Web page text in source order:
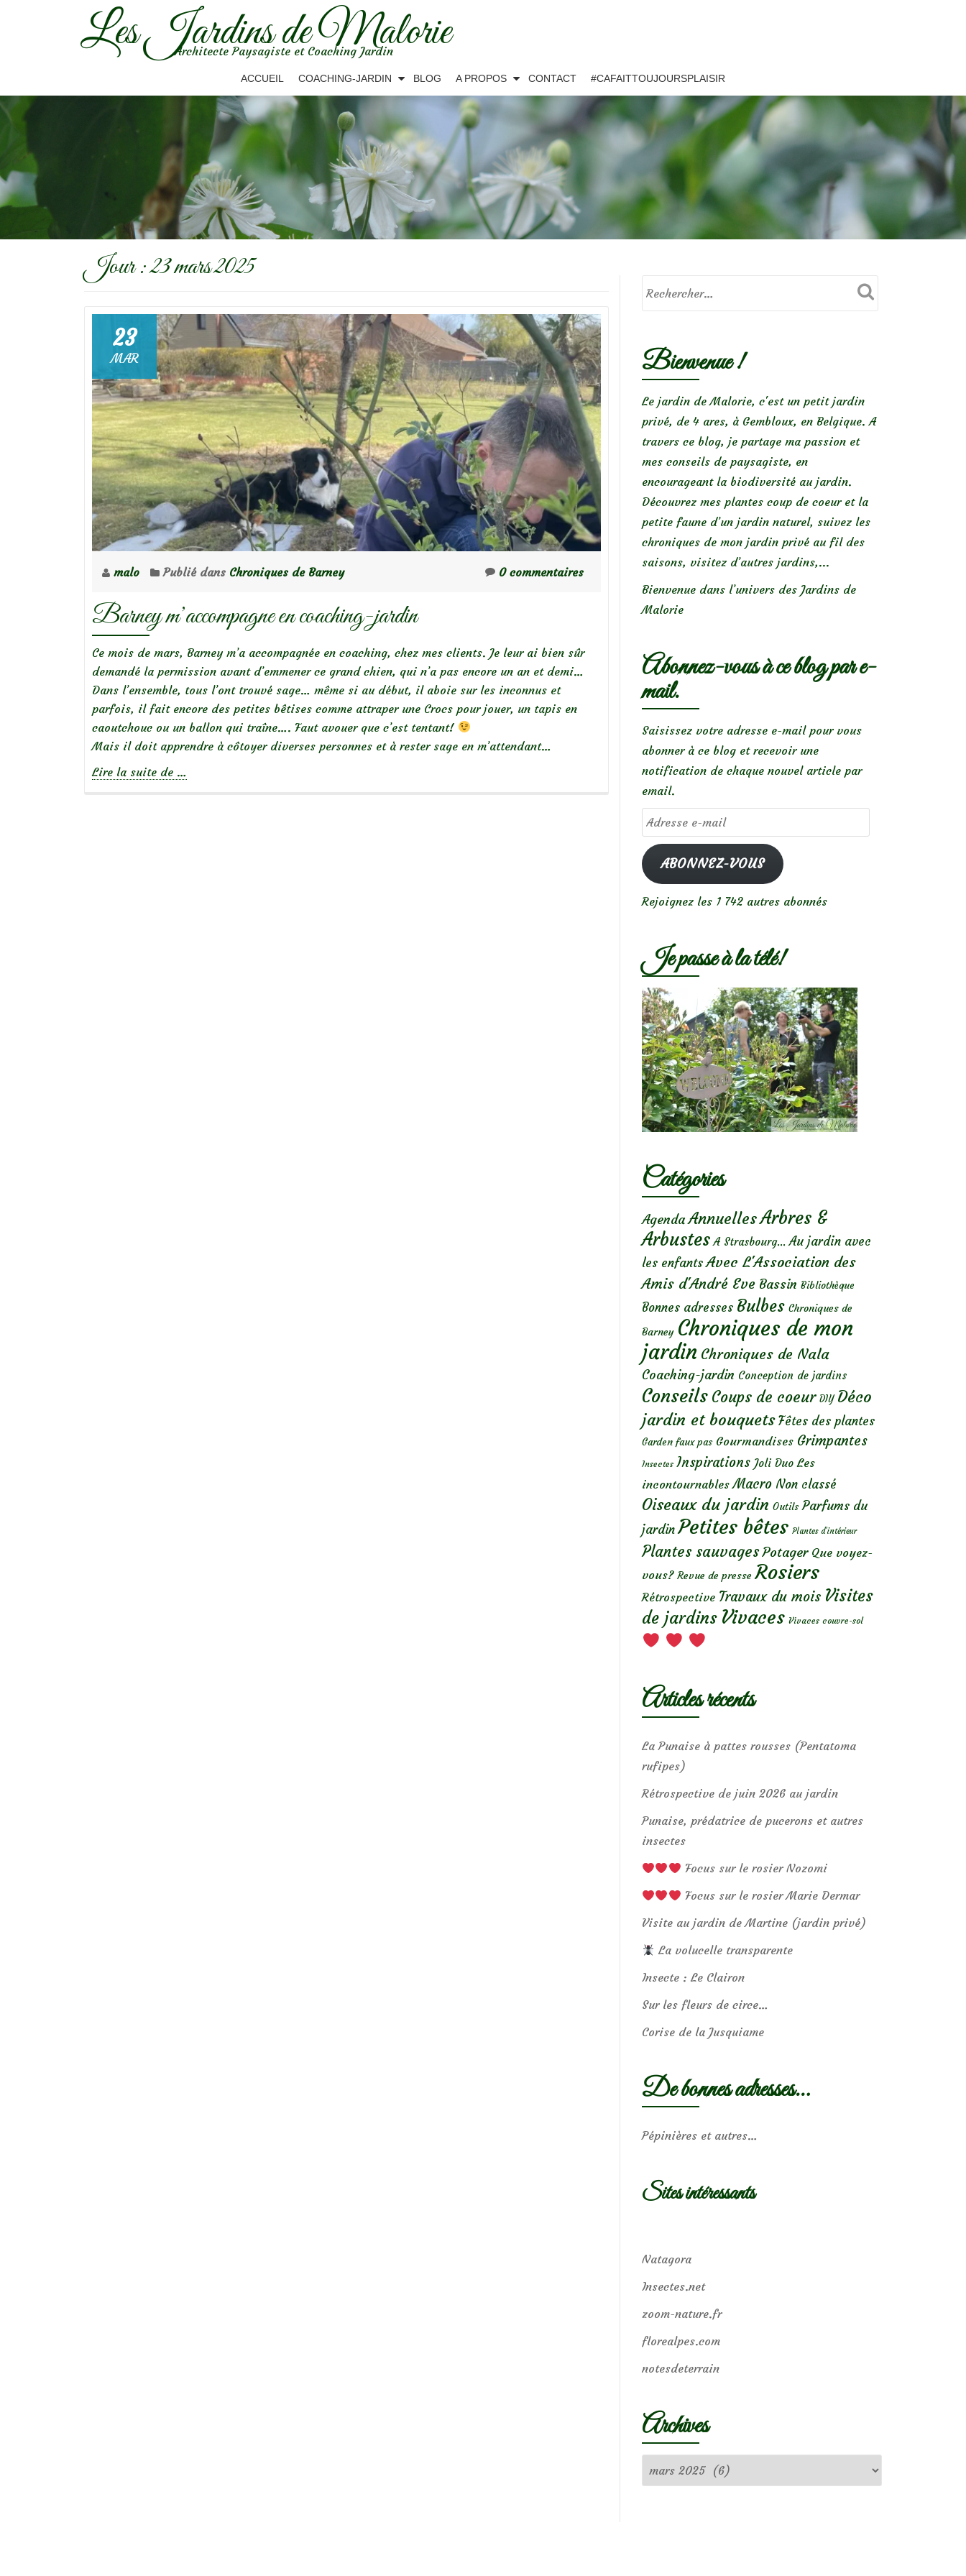
Les Jardins de Malorie
Architecte Paysagiste et Coaching Jardin
ACCUEIL COACHING-JARDIN BLOG A PROPOS CONTACT #CAFAITTOUJOURSPLAISIR
Jour :23 mars 2025
23
MAR
malo Publié dans Chroniques de Barney 0 commentaires
Barney m’accompagne en coaching-jardin
Ce mois de mars, Barney m’a accompagnée en coaching, chez mes clients. Je leur ai bien sûr
demandé la permission avant d’emmener ce grand chien, qui n’a pas encore un an et demi…
Dans l’ensemble, tous l’ont trouvé sage… même si au début, il aboie sur les inconnus et
parfois, il fait encore des petites bêtises comme attraper une Crocs pour jouer, un tapis en
caoutchouc ou un ballon qui traîne…. Faut avouer que c’est tentant!
Mais il doit apprendre à côtoyer diverses personnes et à rester sage en m’attendant…
Lire la suite de …
Bienvenue !
Le jardin de Malorie, c'est un petit jardin
privé, de 4 ares, à Gembloux, en Belgique. A
travers ce blog, je partage ma passion et
mes conseils de paysagiste, en
encourageant la biodiversité au jardin.
Découvrez mes plantes coup de coeur et la
petite faune d’un jardin naturel, suivez les
chroniques de mon jardin privé au fil des
saisons, visitez d’autres jardins,...
Bienvenue dans l’univers des Jardins de
Malorie
Abonnez-vous à ce blog par e-
mail.
Saisissez votre adresse e-mail pour vous
abonner à ce blog et recevoir une
notification de chaque nouvel article par
email.
Adresse
e-
mailABONNEZ-VOUS
Rejoignez les 1 742 autres abonnés
Je passe à la télé!
Catégories
Agenda AnnuellesArbres &
Arbustes A Strasbourg... Au jardin avec
les enfants Avec L'Association des
Amis d'André Eve Bassin Bibliothèque
Bonnes adresses Bulbes Chroniques de
Barney Chroniques de mon
jardin Chroniques de Nala
Coaching-jardin Conception de jardins
Conseils Coups de coeur DIY Déco
jardin et bouquets Fêtes des plantes
Garden faux pas Gourmandises Grimpantes
Insectes Inspirations Joli Duo Les
incontournables Macro Non classé
Oiseaux du jardin Outils Parfums du
jardin Petites bêtes Plantes d’intérieur
Plantes sauvages Potager Que voyez-
vous? Revue de presse Rosiers
Rétrospective Travaux du mois Visites
de jardins Vivaces Vivaces couvre-sol
Articles récents
La Punaise à pattes rousses (Pentatoma
rufipes)
Rétrospective de juin 2026 au jardin
Punaise, prédatrice de pucerons et autres
insectes
Focus sur le rosier Nozomi
Focus sur le rosier Marie Dermar
Visite au jardin de Martine (jardin privé)
La volucelle transparente
Insecte : Le Clairon
Sur les fleurs de circe…
Corise de la Jusquiame
De bonnes adresses…
Pépinières et autres…
Sites intéressants
Natagora
Insectes.net
zoom-nature.fr
florealpes.com
notesdeterrain
Archives
Archives